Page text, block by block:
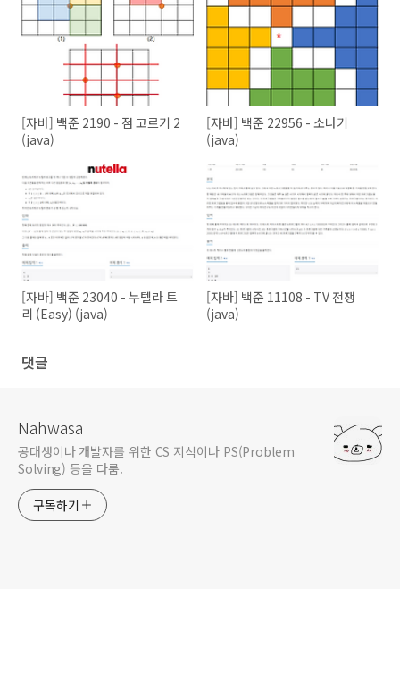
[자바] 백준 2190 - 점 고르기 2
(java)
[자바] 백준 22956 - 소나기
(java)
[자바] 백준 23040 - 누텔라 트
리 (Easy) (java)
[자바] 백준 11108 - TV 전쟁
(java)
댓글
Nahwasa
공대생이나 개발자를 위한 CS 지식이나 PS(Problem
Solving) 등을 다룸.
구독하기